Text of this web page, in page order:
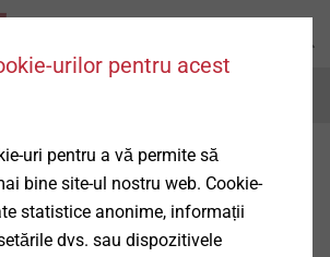
urilor pentru acest
uri pentru a vă permite să
bine site-ul nostru web. Cookie-
statistice anonime, informații
dvs. sau dispozitivele